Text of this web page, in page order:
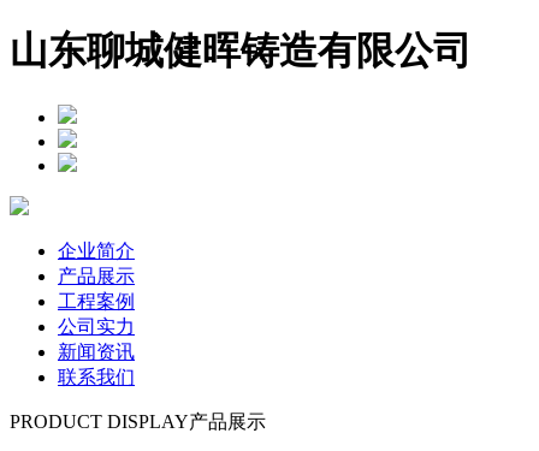
山东聊城健晖铸造有限公司
企业简介
产品展示
工程案例
公司实力
新闻资讯
联系我们
PRODUCT DISPLAY产品展示